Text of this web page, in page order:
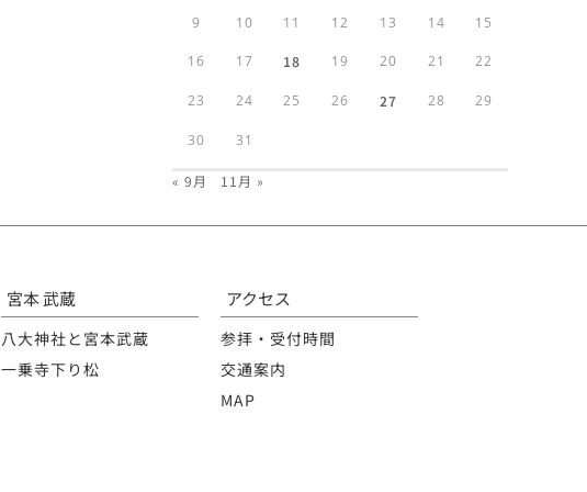
9 10 11 12 13 14 15
16 17 18 19 20 21 22
23 24 25 26 27 28 29
30 31
« 9月 11月 »
宮本 武蔵
八大神社と宮本武蔵
一乗寺下り松
アクセス
参拝・受付時間
交通案内
MAP